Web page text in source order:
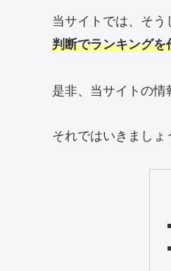
当サイトでは、そ
判断でランキング
是非、当サイトの情
それではいきましょ